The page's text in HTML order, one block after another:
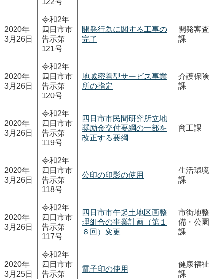
122号
2020年
3月26日
令和2年
四日市市
告示第
121号
開発行為に関する工事の
完了
開発審査
課
2020年
3月26日
令和2年
四日市市
告示第
120号
地域密着型サービス事業
所の指定
介護保険
課
2020年
3月26日
令和2年
四日市市
告示第
119号
四日市市民間研究所立地
奨励金交付要綱の一部を
改正する要綱
商工課
2020年
3月26日
令和2年
四日市市
告示第
118号
公印の印影の使用
生活環境
課
2020年
3月26日
令和2年
四日市市
告示第
117号
四日市市午起土地区画整
理組合の事業計画（第１
６回）変更
市街地整
備・公園
課
2020年
3月25日
令和2年
四日市市
告示第
電子印の使用
健康福祉
課